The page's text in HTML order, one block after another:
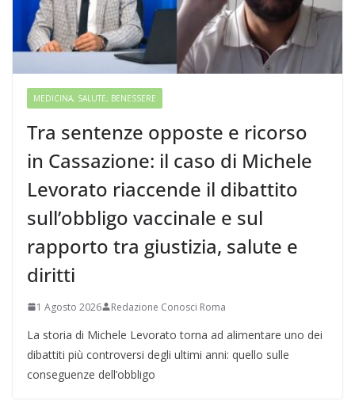
MEDICINA, SALUTE, BENESSERE
Tra sentenze opposte e ricorso
in Cassazione: il caso di Michele
Levorato riaccende il dibattito
sull’obbligo vaccinale e sul
rapporto tra giustizia, salute e
diritti
1 Agosto 2026 Redazione Conosci Roma
La storia di Michele Levorato torna ad alimentare uno dei
dibattiti più controversi degli ultimi anni: quello sulle
conseguenze dell’obbligo